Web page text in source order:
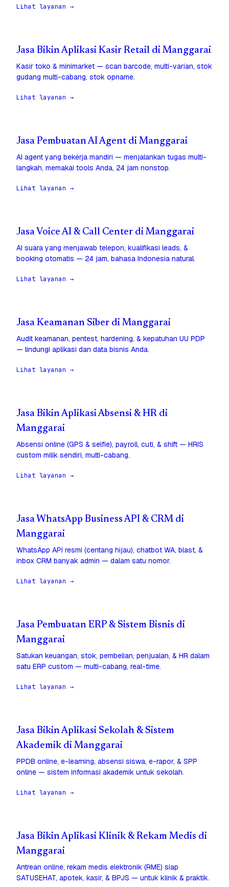
Lihat layanan →
Jasa Bikin Aplikasi Kasir Retail di Manggarai
Kasir toko & minimarket — scan barcode, multi-varian, stok
gudang multi-cabang, stok opname.
Lihat layanan →
Jasa Pembuatan AI Agent di Manggarai
AI agent yang bekerja mandiri — menjalankan tugas multi-
langkah, memakai tools Anda, 24 jam nonstop.
Lihat layanan →
Jasa Voice AI & Call Center di Manggarai
AI suara yang menjawab telepon, kualifikasi leads, &
booking otomatis — 24 jam, bahasa Indonesia natural.
Lihat layanan →
Jasa Keamanan Siber di Manggarai
Audit keamanan, pentest, hardening, & kepatuhan UU PDP
— lindungi aplikasi dan data bisnis Anda.
Lihat layanan →
Jasa Bikin Aplikasi Absensi & HR di
Manggarai
Absensi online (GPS & selfie), payroll, cuti, & shift — HRIS
custom milik sendiri, multi-cabang.
Lihat layanan →
Jasa WhatsApp Business API & CRM di
Manggarai
WhatsApp API resmi (centang hijau), chatbot WA, blast, &
inbox CRM banyak admin — dalam satu nomor.
Lihat layanan →
Jasa Pembuatan ERP & Sistem Bisnis di
Manggarai
Satukan keuangan, stok, pembelian, penjualan, & HR dalam
satu ERP custom — multi-cabang, real-time.
Lihat layanan →
Jasa Bikin Aplikasi Sekolah & Sistem
Akademik di Manggarai
PPDB online, e-learning, absensi siswa, e-rapor, & SPP
online — sistem informasi akademik untuk sekolah.
Lihat layanan →
Jasa Bikin Aplikasi Klinik & Rekam Medis di
Manggarai
Antrean online, rekam medis elektronik (RME) siap
SATUSEHAT, apotek, kasir, & BPJS — untuk klinik & praktik.